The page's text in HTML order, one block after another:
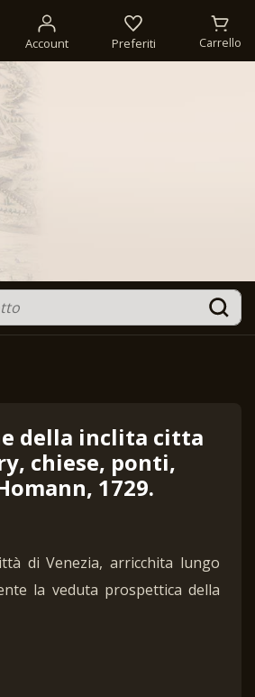
Account Preferiti Carrello
della inclita citta
chiese, ponti,
1729.
di Venezia, arricchita lungo
la veduta prospettica della